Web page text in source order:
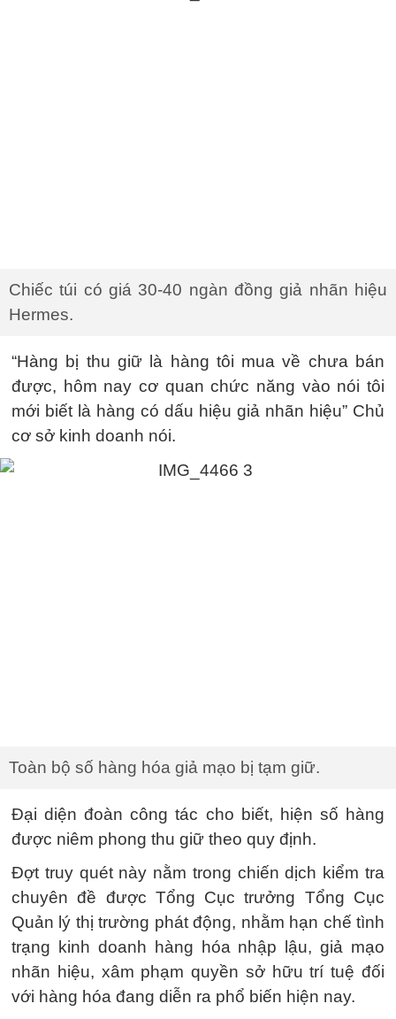
Chiếc túi có giá 30-40 ngàn đồng giả nhãn hiệu
Hermes.
“Hàng bị thu giữ là hàng tôi mua về chưa bán
được, hôm nay cơ quan chức năng vào nói tôi
mới biết là hàng có dấu hiệu giả nhãn hiệu” Chủ
cơ sở kinh doanh nói.
Toàn bộ số hàng hóa giả mạo bị tạm giữ.
Đại diện đoàn công tác cho biết, hiện số hàng
được niêm phong thu giữ theo quy định.
Đợt truy quét này nằm trong chiến dịch kiểm tra
chuyên đề được Tổng Cục trưởng Tổng Cục
Quản lý thị trường phát động, nhằm hạn chế tình
trạng kinh doanh hàng hóa nhập lậu, giả mạo
nhãn hiệu, xâm phạm quyền sở hữu trí tuệ đối
với hàng hóa đang diễn ra phổ biến hiện nay.